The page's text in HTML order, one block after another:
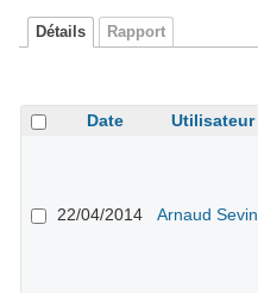
Détails Rapport
Date Utilisateur
22/04/2014 Arnaud Sevin